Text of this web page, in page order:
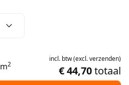
m2
incl. btw(excl.verzenden)
€ 44,70totaal